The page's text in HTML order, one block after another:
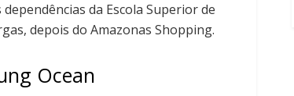
da Escola Superior de
depois do Amazonas Shopping.
Ocean